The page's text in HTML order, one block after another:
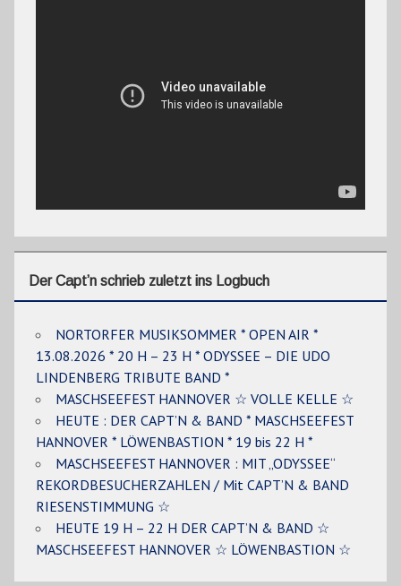
Der Capt’n schrieb zuletzt ins Logbuch
NORTORFER MUSIKSOMMER * OPEN AIR *
13.08.2026 * 20 H – 23 H * ODYSSEE – DIE UDO
LINDENBERG TRIBUTE BAND *
MASCHSEEFEST HANNOVER ☆ VOLLE KELLE ☆
HEUTE : DER CAPT’N & BAND * MASCHSEEFEST
HANNOVER * LÖWENBASTION * 19 bis 22 H *
MASCHSEEFEST HANNOVER : MIT „ODYSSEE“
REKORDBESUCHERZAHLEN / Mit CAPT’N & BAND
RIESENSTIMMUNG ☆
HEUTE 19 H – 22 H DER CAPT’N & BAND ☆
MASCHSEEFEST HANNOVER ☆ LÖWENBASTION ☆